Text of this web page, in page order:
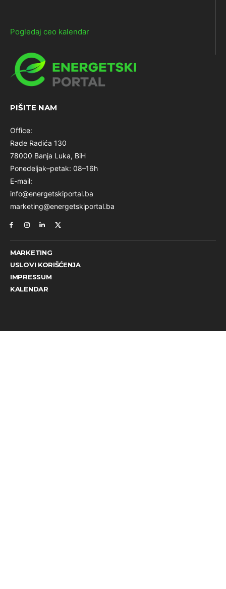
Pogledaj ceo kalendar
PIŠITE NAM
Office:
Rade Radića 130
78000 Banja Luka, BiH
Ponedeljak–petak: 08–16h
E-mail:
info@energetskiportal.ba
marketing@energetskiportal.ba
MARKETING
USLOVI KORIŠĆENJA
IMPRESSUM
KALENDAR